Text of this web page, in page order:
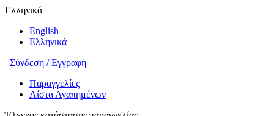
Ελληνικά
English
Ελληνικά
Σύνδεση / Εγγραφή
Παραγγελίες
Λίστα Αγαπημένων